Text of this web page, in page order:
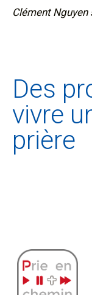
Clément Nguyen
Des
vivre
prière